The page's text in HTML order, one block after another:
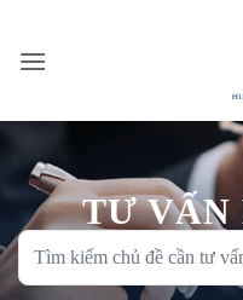
nội
TƯ VẤN
Tìm